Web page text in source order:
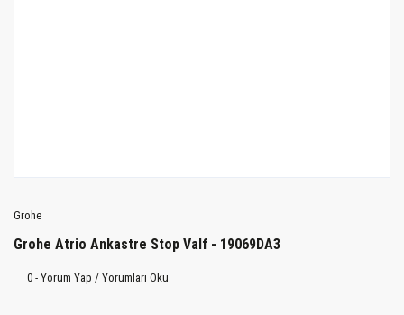
Grohe
Grohe Atrio Ankastre Stop Valf - 19069DA3
0 - Yorum Yap / Yorumları Oku